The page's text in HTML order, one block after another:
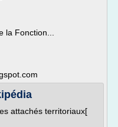
la Fonction...
attachés territoriaux[